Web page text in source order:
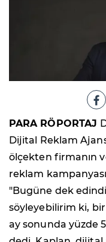
PARA RÖPORTAJ
Dijital Reklam
ölçekten firmanın
reklam
"Bugüne dek
söyleyebilirim ki,
ay sonunda yüzde